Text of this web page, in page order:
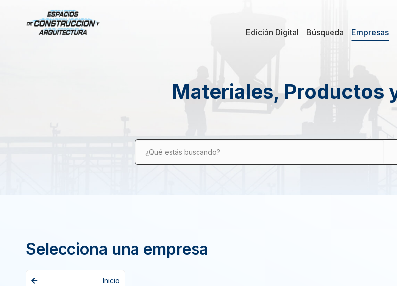
Edición Digital Búsqueda Empresas
Materiales, Productos
¿Qué estás buscando?
Selecciona una empresa
Inicio